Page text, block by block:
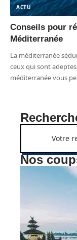
ACTU
Conseils pour
Méditerranée
La méditerranée
ceux qui sont
méditerranée vous
Nos